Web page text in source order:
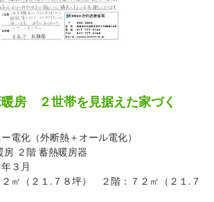
房 ２世帯を見据えた家づく
電化（外断熱＋オール電化）
２階 蓄熱暖房器
３月
㎡（２１.７８坪） ２階：７２㎡（２１.７